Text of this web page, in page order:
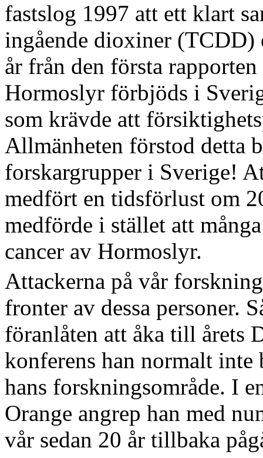
fastslog 1997 att ett klart
ingående dioxiner (TCDD)
år från den första
Hormoslyr förbjöds i
som krävde att
Allmänheten förstod detta
forskargrupper i Sverige!
medfört en tidsförlust om
medförde i stället att
cancer av Hormoslyr.
Attackerna på vår
fronter av dessa personer.
föranlåten att åka till årets
konferens han normalt inte
hans forskningsområde. I
Orange angrep han med
vår sedan 20 år tillbaka